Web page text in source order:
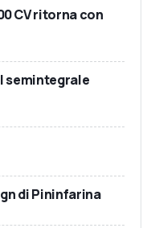
CV ritorna con
semintegrale
di Pininfarina